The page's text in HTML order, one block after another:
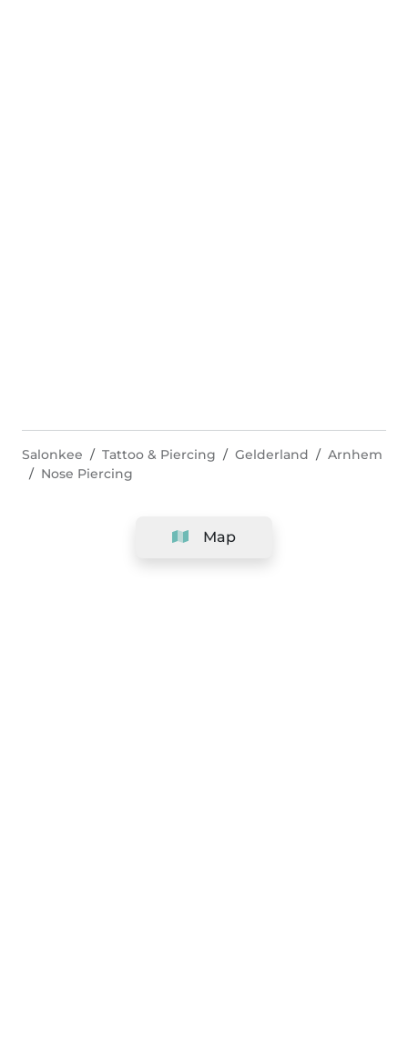
Map
Salonkee Tattoo & Piercing Gelderland
Arnhem
Nose Piercing